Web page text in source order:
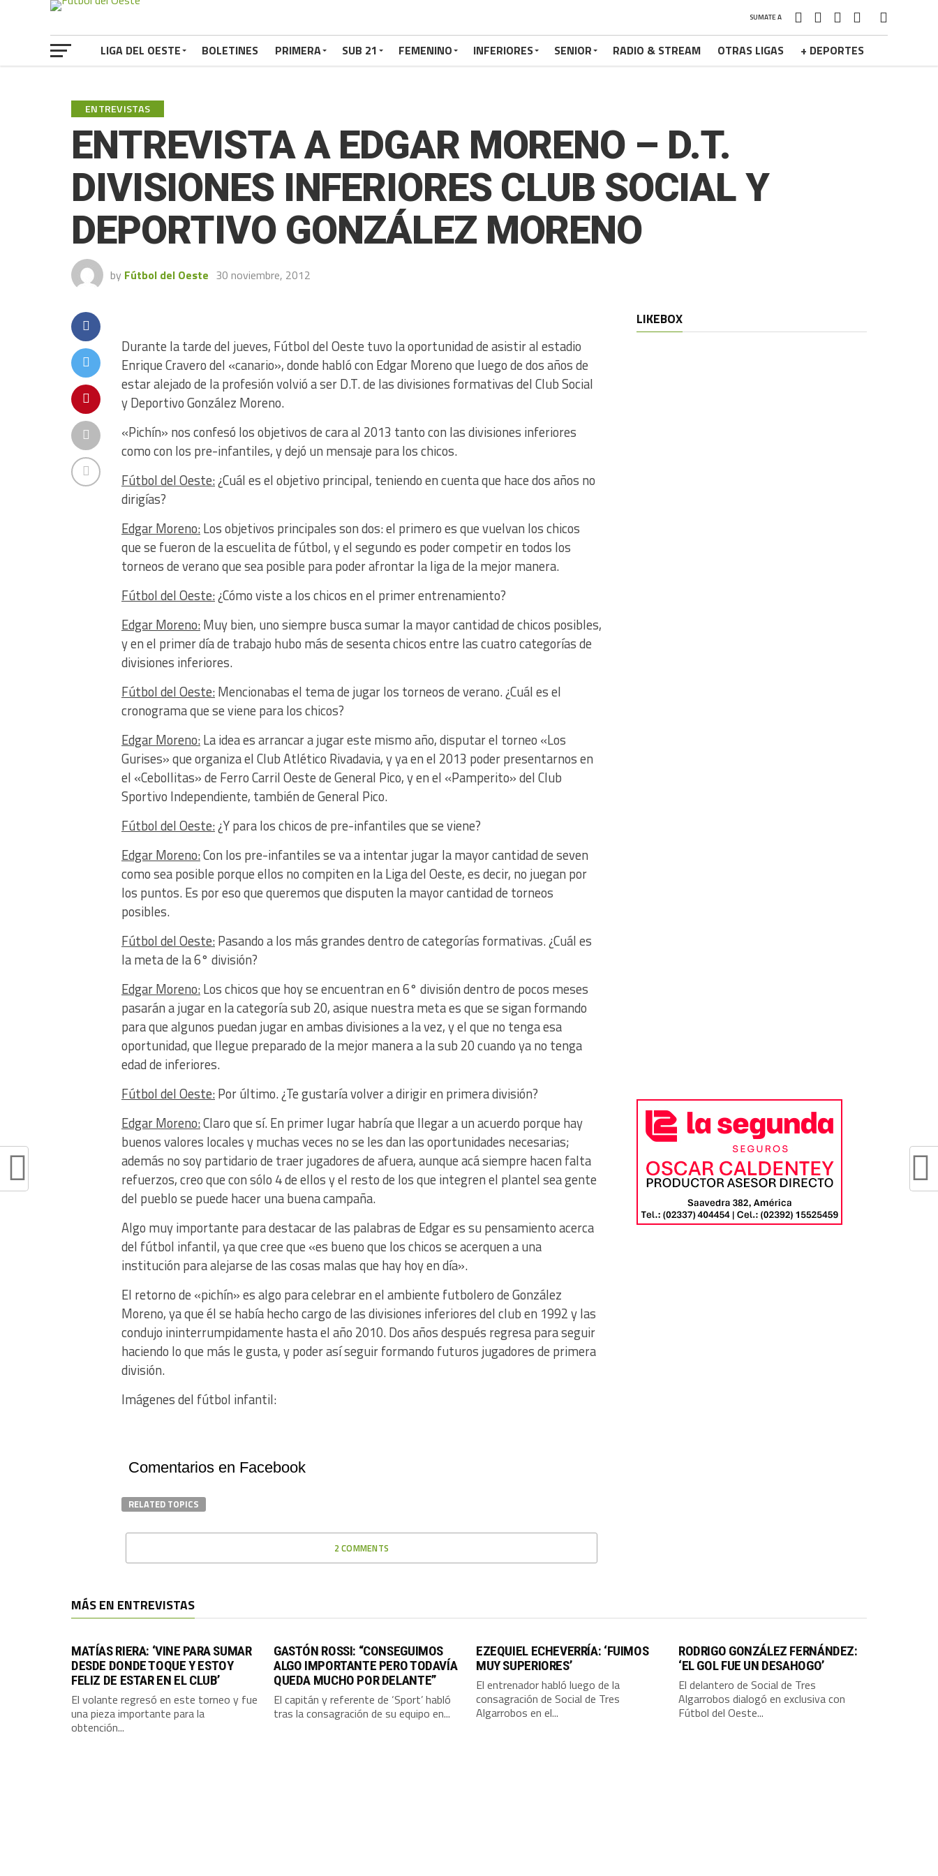
SUMATE A
LIGA DEL OESTE BOLETINES PRIMERA SUB 21 FEMENINO INFERIORES SENIOR RADIO & STREAM OTRAS LIGAS + DEPORTES
ENTREVISTAS
ENTREVISTA A EDGAR MORENO – D.T.
DIVISIONES INFERIORES CLUB SOCIAL Y
DEPORTIVO GONZÁLEZ MORENO
by Fútbol del Oeste 30 noviembre, 2012
Durante la tarde del jueves, Fútbol del Oeste tuvo la oportunidad de asistir al estadio
Enrique Cravero del «canario», donde habló con Edgar Moreno que luego de dos años de
estar alejado de la profesión volvió a ser D.T. de las divisiones formativas del Club Social
y Deportivo González Moreno.
«Pichín» nos confesó los objetivos de cara al 2013 tanto con las divisiones inferiores
como con los pre-infantiles, y dejó un mensaje para los chicos.
Fútbol del Oeste:¿Cuál es el objetivo principal, teniendo en cuenta que hace dos años no
dirigías?
Edgar Moreno:Los objetivos principales son dos: el primero es que vuelvan los chicos
que se fueron de la escuelita de fútbol, y el segundo es poder competir en todos los
torneos de verano que sea posible para poder afrontar la liga de la mejor manera.
Fútbol del Oeste:¿Cómo viste a los chicos en el primer entrenamiento?
Edgar Moreno:Muy bien, uno siempre busca sumar la mayor cantidad de chicos posibles,
y en el primer día de trabajo hubo más de sesenta chicos entre las cuatro categorías de
divisiones inferiores.
Fútbol del Oeste:Mencionabas el tema de jugar los torneos de verano. ¿Cuál es el
cronograma que se viene para los chicos?
Edgar Moreno:La idea es arrancar a jugar este mismo año, disputar el torneo «Los
Gurises» que organiza el Club Atlético Rivadavia, y ya en el 2013 poder presentarnos en
el «Cebollitas» de Ferro Carril Oeste de General Pico, y en el «Pamperito» del Club
Sportivo Independiente, también de General Pico.
Fútbol del Oeste:¿Y para los chicos de pre-infantiles que se viene?
Edgar Moreno:Con los pre-infantiles se va a intentar jugar la mayor cantidad de seven
como sea posible porque ellos no compiten en la Liga del Oeste, es decir, no juegan por
los puntos. Es por eso que queremos que disputen la mayor cantidad de torneos
posibles.
Fútbol del Oeste:Pasando a los más grandes dentro de categorías formativas. ¿Cuál es
la meta de la 6° división?
Edgar Moreno:Los chicos que hoy se encuentran en 6° división dentro de pocos meses
pasarán a jugar en la categoría sub 20, asique nuestra meta es que se sigan formando
para que algunos puedan jugar en ambas divisiones a la vez, y el que no tenga esa
oportunidad, que llegue preparado de la mejor manera a la sub 20 cuando ya no tenga
edad de inferiores.
Fútbol del Oeste:Por último. ¿Te gustaría volver a dirigir en primera división?
Edgar Moreno:Claro que sí. En primer lugar habría que llegar a un acuerdo porque hay
buenos valores locales y muchas veces no se les dan las oportunidades necesarias;
además no soy partidario de traer jugadores de afuera, aunque acá siempre hacen falta
refuerzos, creo que con sólo 4 de ellos y el resto de los que integren el plantel sea gente
del pueblo se puede hacer una buena campaña.
Algo muy importante para destacar de las palabras de Edgar es su pensamiento acerca
del fútbol infantil, ya que cree que «es bueno que los chicos se acerquen a una
institución para alejarse de las cosas malas que hay hoy en día».
El retorno de «pichín» es algo para celebrar en el ambiente futbolero de González
Moreno, ya que él se había hecho cargo de las divisiones inferiores del club en 1992 y las
condujo ininterrumpidamente hasta el año 2010. Dos años después regresa para seguir
haciendo lo que más le gusta, y poder así seguir formando futuros jugadores de primera
división.
Imágenes del fútbol infantil:
Comentarios en Facebook
RELATED TOPICS
2 COMMENTS
LIKEBOX
MÁS EN ENTREVISTAS
MATÍAS RIERA: ‘VINE PARA SUMAR
DESDE DONDE TOQUE Y ESTOY
FELIZ DE ESTAR EN EL CLUB’
El volante regresó en este torneo y fue
una pieza importante para la
obtención...
GASTÓN ROSSI: “CONSEGUIMOS
ALGO IMPORTANTE PERO TODAVÍA
QUEDA MUCHO POR DELANTE”
El capitán y referente de ‘Sport’ habló
tras la consagración de su equipo en...
EZEQUIEL ECHEVERRÍA: ‘FUIMOS
MUY SUPERIORES’
El entrenador habló luego de la
consagración de Social de Tres
Algarrobos en el...
RODRIGO GONZÁLEZ FERNÁNDEZ:
‘EL GOL FUE UN DESAHOGO’
El delantero de Social de Tres
Algarrobos dialogó en exclusiva con
Fútbol del Oeste...